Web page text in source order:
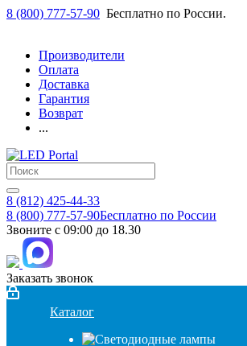
8 (800) 777-57-90 Бесплатно по России.
Производители
Оплата
Доставка
Гарантия
Возврат
...
8 (812) 425-44-33
8 (800) 777-57-90Бесплатно по России
Звоните с 09:00 до 18.30
Заказать звонок
Каталог